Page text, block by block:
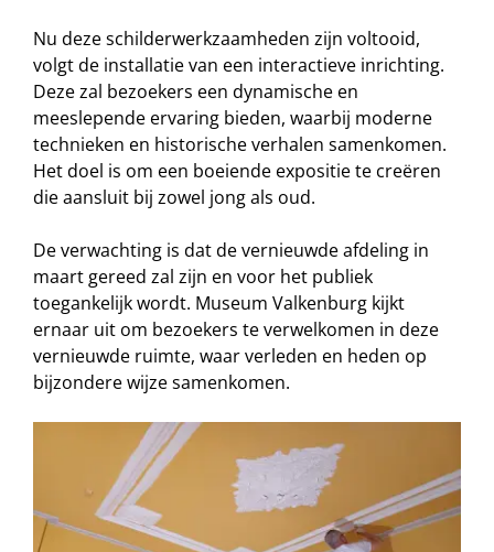
Nu deze schilderwerkzaamheden zijn voltooid,
volgt de installatie van een interactieve inrichting.
Deze zal bezoekers een dynamische en
meeslepende ervaring bieden, waarbij moderne
technieken en historische verhalen samenkomen.
Het doel is om een boeiende expositie te creëren
die aansluit bij zowel jong als oud.
De verwachting is dat de vernieuwde afdeling in
maart gereed zal zijn en voor het publiek
toegankelijk wordt. Museum Valkenburg kijkt
ernaar uit om bezoekers te verwelkomen in deze
vernieuwde ruimte, waar verleden en heden op
bijzondere wijze samenkomen.